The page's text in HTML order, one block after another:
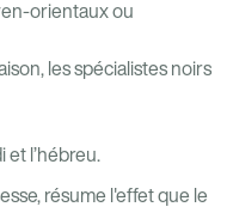
orientaux ou
les spécialistes noirs
et l’hébreu.
résume l'effet que le